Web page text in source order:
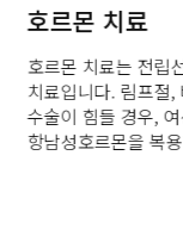
호르몬 치료
호르몬 치료는 전립
치료입니다. 림프절,
수술이 힘들 경우,
항남성호르몬을 복